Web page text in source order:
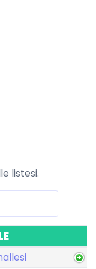
listesi.